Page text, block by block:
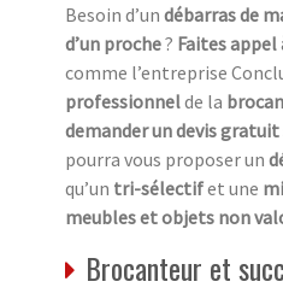
Besoin d’un débarras de
d’un proche? Faites
comme l’entreprise
professionnelde la
demander un devis
pourra vous proposer un
qu’un tri-sélectifet une
meubles et objets non
Brocanteur et